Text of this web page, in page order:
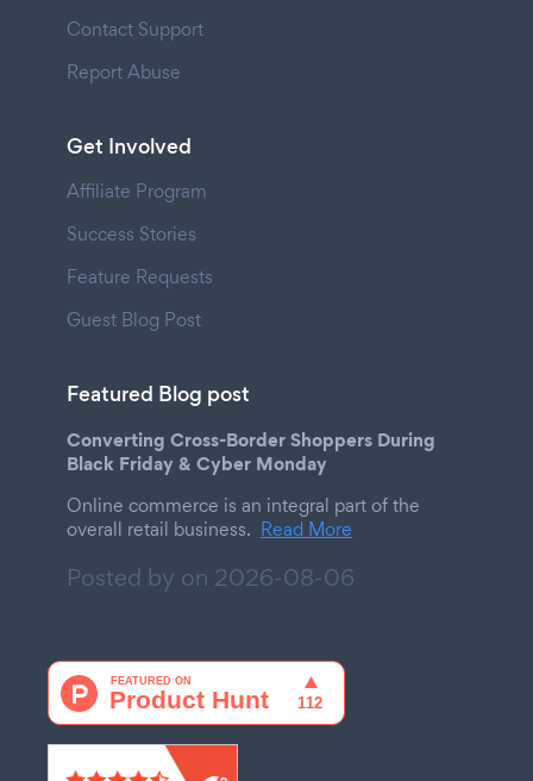
Contact Support
Report Abuse
Get Involved
Affiliate Program
Success Stories
Feature Requests
Guest Blog Post
Featured Blog post
Converting Cross-Border Shoppers During
Black Friday & Cyber Monday
Online commerce is an integral part of the
overall retail business. Read More
Posted by on 2026-08-06